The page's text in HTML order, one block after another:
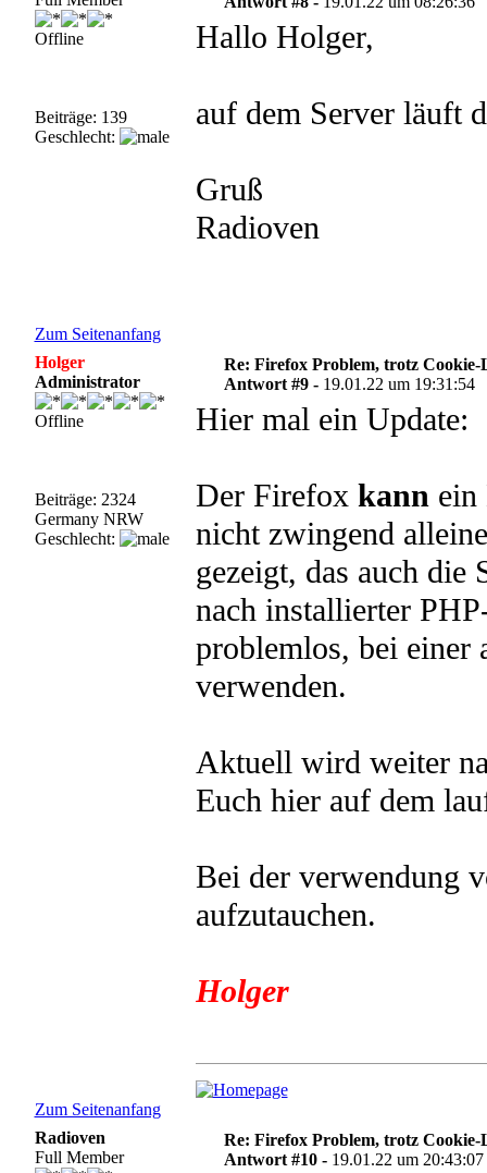
Offline
Beiträge: 139
Geschlecht:
Hallo Holger,
auf dem Server läuft
Gruß
Radioven
Zum Seitenanfang
Holger
Administrator
Offline
Beiträge: 2324
Germany NRW
Geschlecht:
Re: Firefox Problem, trotz Cookie-
Antwort #9 - 19.01.22 um 19:31:54
Hier mal ein Update:
Der Firefox kannein
nicht zwingend
gezeigt, das auch
nach installierter
problemlos, bei einer
verwenden.
Aktuell wird weiter
Euch hier auf dem
Bei der verwendung
aufzutauchen.
Holger
Zum Seitenanfang
Radioven
Full Member
Re: Firefox Problem, trotz Cookie-
Antwort #10 - 19.01.22 um 20:43:07